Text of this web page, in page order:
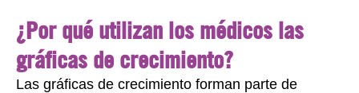
¿Por qué utilizan los médicos las
gráficas de crecimiento?
Las gráficas de crecimiento forman parte de